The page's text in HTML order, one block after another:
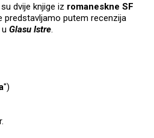
dvije knjige iz romaneskne SF
predstavljamo putem recenzija
Glasu Istre.
")